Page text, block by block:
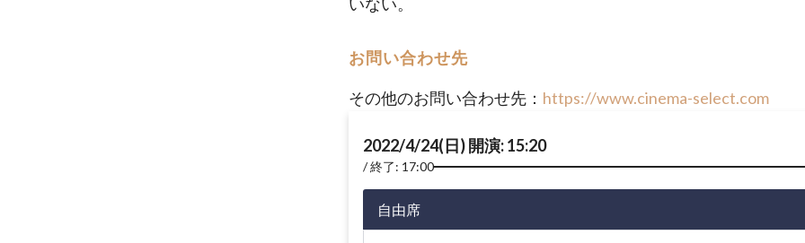
お問い合わせ先
その他のお問い合わせ先： https://www.cinema-select.com
2022/4/24(日) 開演: 15:20
終了: 17:00
自由席